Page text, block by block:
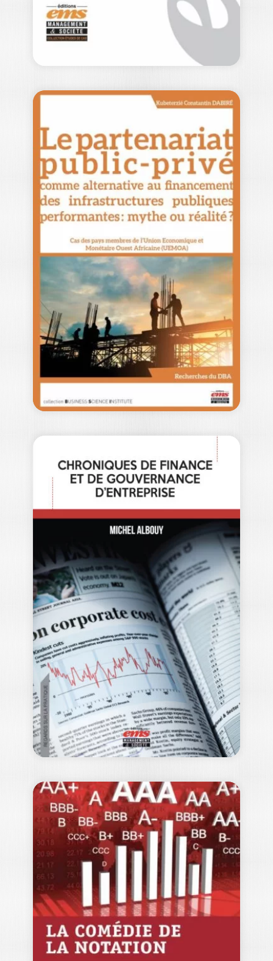
25,00 €
CAS EN FINANCE
D’ENTREPRISE
KIRSTEN BURKHARDT
FABRICE HERVE
OUVRAGE LABELLISÉ FNEGE 2020
La finance d’entreprise se préoccupe
des choix d’investissement et
de financement des organisations, en…
24,50€
LE PARTENARIAT
PUBLIC-PRIVÉ
COMME
ALTERNATIVE AU…
KUBETERZIÉ CONSTANTIN DABIRE
Cet ouvrage, publié à la suite de la
soutenance du Doctorate in Business
Administration (DBA)…
20,00€
CHRONIQUES DE
FINANCE ET DE
GOUVERNANCE…